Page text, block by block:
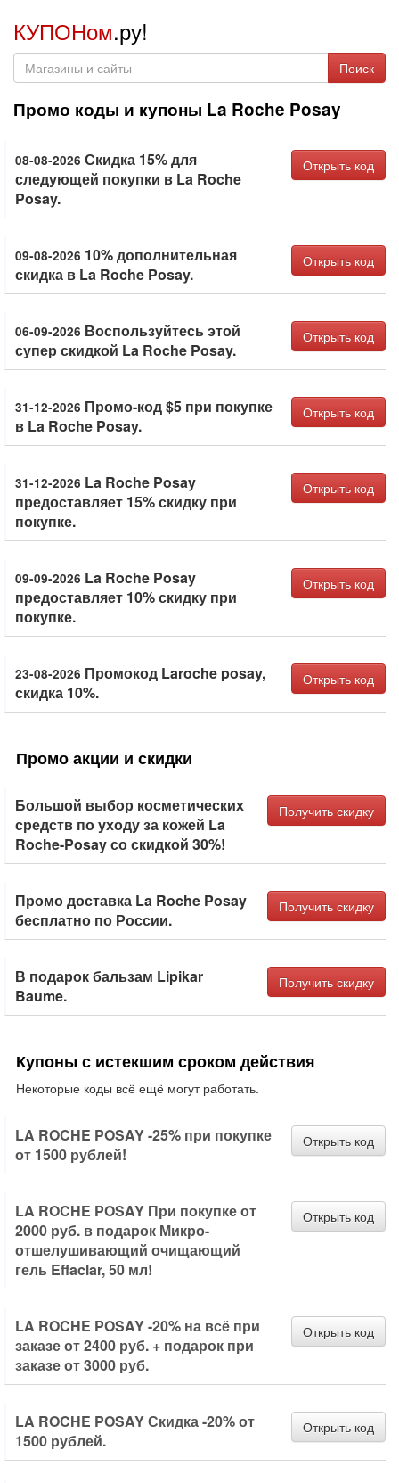
КУПОНом.ру!
Поиск
Промо коды и купоны La Roche Posay
08-08-2026 Скидка 15% для
следующей покупки в La Roche
Posay.
Открыть код
09-08-2026 10% дополнительная
скидка в La Roche Posay.
Открыть код
06-09-2026 Воспользуйтесь этой
супер скидкой La Roche Posay.
Открыть код
31-12-2026 Промо-код $5 при покупке
в La Roche Posay.
Открыть код
31-12-2026 La Roche Posay
предоставляет 15% скидку при
покупке.
Открыть код
09-09-2026 La Roche Posay
предоставляет 10% скидку при
покупке.
Открыть код
23-08-2026 Промокод Laroche posay,
скидка 10%.
Открыть код
Промо акции и скидки
Большой выбор косметических
средств по уходу за кожей La
Roche-Posay со скидкой 30%!
Получить скидку
Промо доставка La Roche Posay
бесплатно по России.
Получить скидку
В подарок бальзам Lipikar
Baume.
Получить скидку
Купоны с истекшим сроком действия
Некоторые коды всё ещё могут работать.
LA ROCHE POSAY -25% при покупке
от 1500 рублей!
Открыть код
LA ROCHE POSAY При покупке от
2000 руб. в подарок Микро-
отшелушивающий очищающий
гель Effaclar, 50 мл!
Открыть код
LA ROCHE POSAY -20% на всё при
заказе от 2400 руб. + подарок при
заказе от 3000 руб.
Открыть код
LA ROCHE POSAY Скидка -20% от
1500 рублей.
Открыть код